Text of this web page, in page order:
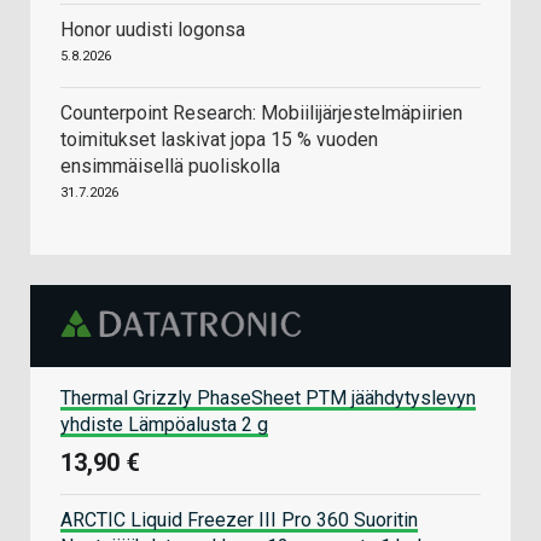
Honor uudisti logonsa
5.8.2026
Counterpoint Research: Mobiilijärjestelmäpiirien
toimitukset laskivat jopa 15 % vuoden
ensimmäisellä puoliskolla
31.7.2026
Thermal Grizzly PhaseSheet PTM jäähdytyslevyn
yhdiste Lämpöalusta 2 g
13,90 €
ARCTIC Liquid Freezer III Pro 360 Suoritin